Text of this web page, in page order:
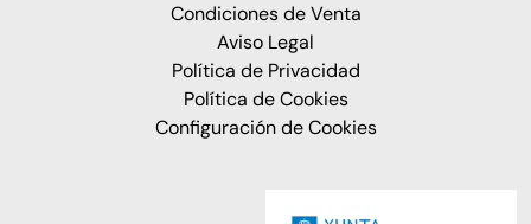
Condiciones de Venta
Aviso Legal
Política de Privacidad
Política de Cookies
Configuración de Cookies